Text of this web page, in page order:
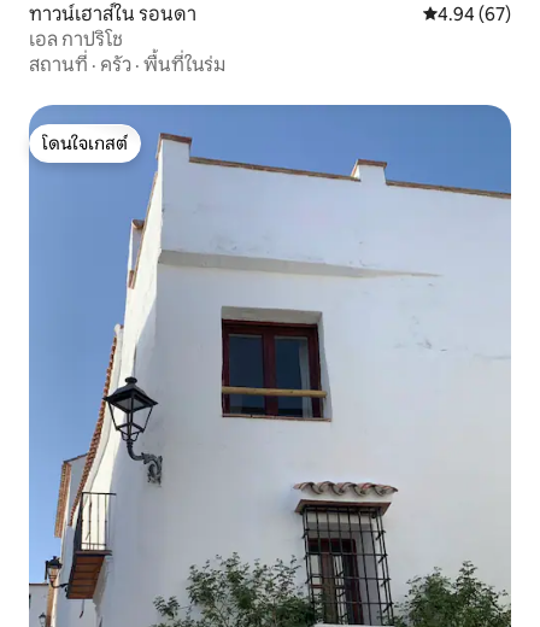
ทาวน์เฮาส์ใน รอนดา คะแนนเฉลี่ย
4.94 (67)
เอล กาปริโช
สถานที่ · ครัว · พื้นที่ในร่ม
โดนใจเกสต์
โดนใจเกสต์